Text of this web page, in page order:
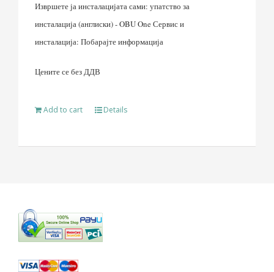
Извршете ја инсталацијата сами: упатство за
инсталација (англиски) - OBU One Сервис и
инсталација: Побарајте информација
Цените се без ДДВ
Add to cart Details